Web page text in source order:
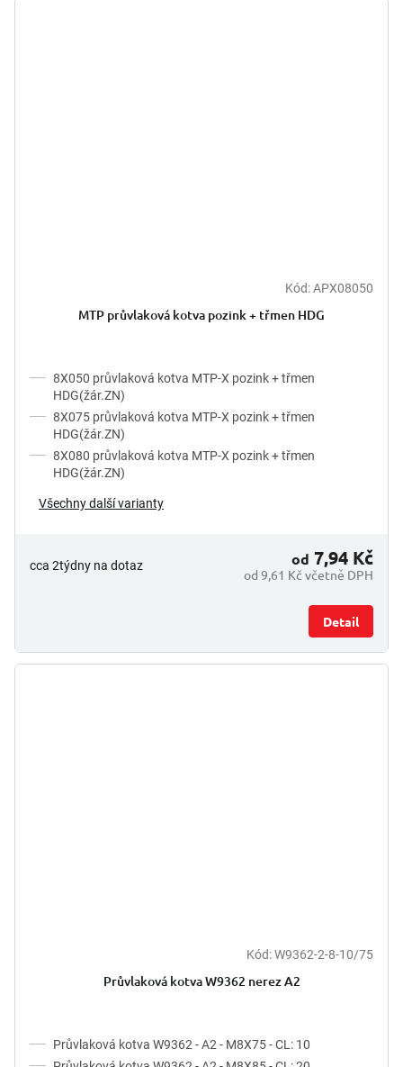
Kód:APX08050
MTP průvlaková kotva pozink + třmen HDG
8X050 průvlaková kotva MTP-X pozink + třmen
HDG(žár.ZN)
8X075 průvlaková kotva MTP-X pozink + třmen
HDG(žár.ZN)
8X080 průvlaková kotva MTP-X pozink + třmen
HDG(žár.ZN)
Všechny další varianty
cca 2týdny na dotaz
od 9,61 Kč včetně DPH
od 7,94 Kč
Detail
Kód:W9362-2-8-10/75
Průvlaková kotva W9362 nerez A2
Průvlaková kotva W9362 - A2 - M8X75 - CL: 10